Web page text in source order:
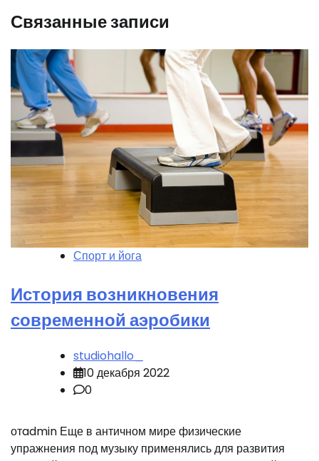
Связанные записи
Спорт и йога
История возникновения
современной аэробики
studiohallo_
10 декабря 2022
0
отadmin Еще в античном мире физические
упражнения под музыку применялись для развития